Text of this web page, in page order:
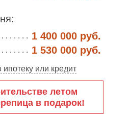
1 400 000 руб.
1 530 000 руб.
ипотеку или кредит
летом
в подарок!